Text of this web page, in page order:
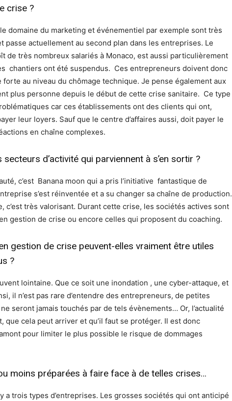
crise ?
domaine du marketing et événementiel par exemple sont très
passe actuellement au second plan dans les entreprises. Le
de très nombreux salariés à Monaco, est aussi particulièrement
chantiers ont été suspendus. Ces entrepreneurs doivent donc
au niveau du chômage technique. Je pense également aux
plus personne depuis le début de cette crise sanitaire. Ce type
car ces établissements ont des clients qui ont,
leur loyers. Sauf que le centre d’affaires aussi, doit payer le
en chaîne complexes.
d’activité qui parviennent à s’en sortir ?
c’est Banana moon qui a pris l’initiative fantastique de
s’est réinventée et a su changer sa chaîne de production.
c’est très valorisant. Durant cette crise, les sociétés actives sont
gestion de crise ou encore celles qui proposent du coaching.
gestion de crise peuvent-elles vraiment être utiles
?
lointaine. Que ce soit une inondation , une cyber-attaque, et
il n’est pas rare d’entendre des entrepreneurs, de petites
seront jamais touchés par de tels évènements… Or, l’actualité
que cela peut arriver et qu’il faut se protéger. Il est donc
pour limiter le plus possible le risque de dommages
moins préparées à faire face à de telles crises…
a trois types d’entreprises. Les grosses sociétés qui ont anticipé